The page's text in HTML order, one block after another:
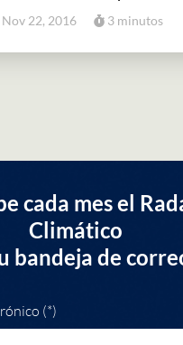
Nov 22, 2016 3 minutos
cada mes el
Climático
bandeja de
(*)